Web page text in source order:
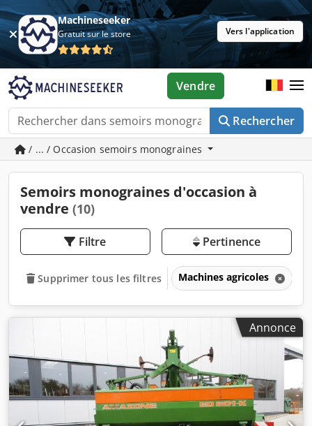
Machineseeker
Gratuit sur le store Vers l'application
Rechercher
Vendre
/ ... / Occasion semoirs monograines
Semoirs monograines d'occasion à
vendre (10)
Filtre Pertinence
Supprimer tous les filtres Machines agricoles
Annonce